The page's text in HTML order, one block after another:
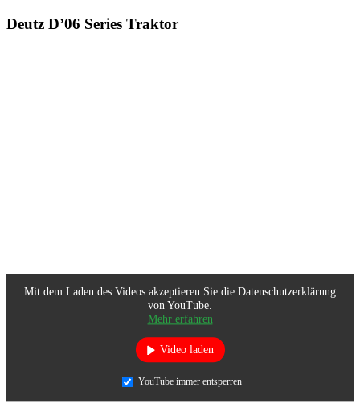
Deutz D’06 Series Traktor
Mit dem Laden des Videos akzeptieren Sie die Datenschutzerklärung
von YouTube.
Mehr erfahren
Video laden
YouTube immer entsperren